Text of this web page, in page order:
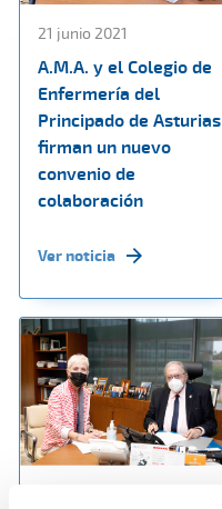
21 junio 2021
A.M.A. y el Colegio de
Enfermería del
Principado de Asturias
firman un nuevo
convenio de
colaboración
Ver noticia